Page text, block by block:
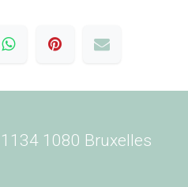
1080 Bruxelles